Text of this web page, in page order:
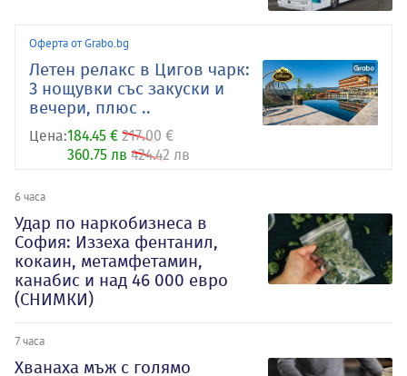
Оферта от Grabo.bg
Летен релакс в Цигов чарк:
3 нощувки със закуски и
вечери, плюс ..
Цена:184.45 € 217.00 €
360.75 лв 424.42 лв
6 часа
Удар по наркобизнеса в
София: Иззеха фентанил,
кокаин, метамфетамин,
канабис и над 46 000 евро
(СНИМКИ)
7 часа
Хванаха мъж с голямо